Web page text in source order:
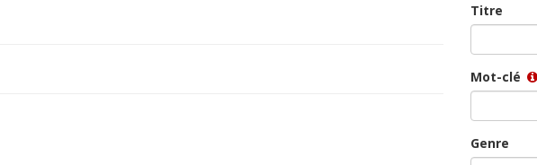
Titre
Mot-clé
Genre